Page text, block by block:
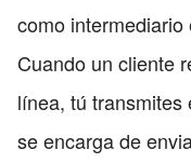
como
Cuando un cliente
línea, tú transmites
se encarga de